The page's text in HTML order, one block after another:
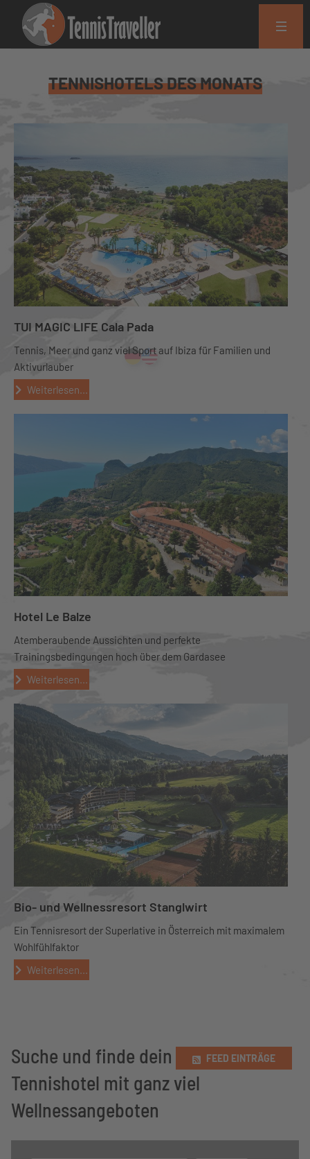
TENNISHOTELS DES MONATS
TUI MAGIC LIFE Cala Pada
Tennis, Meer und ganz viel Sport auf Ibiza für Familien und
Aktivurlauber
Weiterlesen...
Hotel Le Balze
Atemberaubende Aussichten und perfekte
Trainingsbedingungen hoch über dem Gardasee
Weiterlesen...
Bio- und Wellnessresort Stanglwirt
Ein Tennisresort der Superlative in Österreich mit maximalem
Wohlfühlfaktor
Weiterlesen...
FEED EINTRÄGE
Suche und finde dein
Tennishotel mit ganz viel
Wellnessangeboten